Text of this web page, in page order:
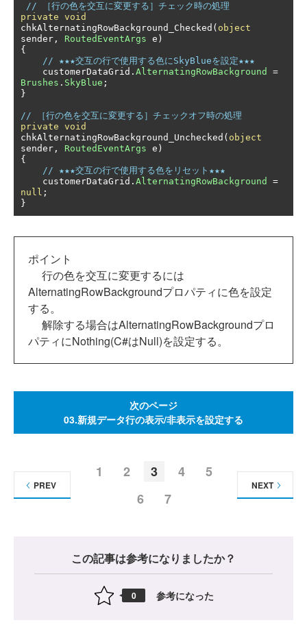
// ［行の色を交互に変更する］チェック時の処理
private void
chkAlternatingRowBackground_Checked ( object
sender , RoutedEventArgs e )
{
// ★★★交互の行で使用する色にSkyBlueを設定★★★
    customerDataGrid
. AlternatingRowBackground
=
Brushes . SkyBlue ;
}
// ［行の色を交互に変更する］チェックオフ時の処理
private void
chkAlternatingRowBackground_Unchecked ( object
sender , RoutedEventArgs e )
{
// ★★★交互の行で使用する色をリセット★★★
    customerDataGrid
. AlternatingRowBackground
=
null ;
}
ポイント
行の色を交互に変更するには
AlternatingRowBackgroundプロパティに色を設定
する。
解除する場合はAlternatingRowBackgroundプロ
パティにNothing(C#はNull)を設定する。
次のページ
03.新規データ行の表示/非表示を設定する
1 2 3 4
5
6
7
PREV NEXT
この記事は参考になりましたか？
0 参考になった